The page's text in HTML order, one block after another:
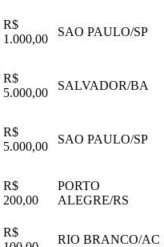
R$
1.000,00
SAO PAULO/SP
R$
5.000,00
SALVADOR/BA
R$
5.000,00
SAO PAULO/SP
R$
200,00
PORTO
ALEGRE/RS
R$
RIO BRANCO/AC